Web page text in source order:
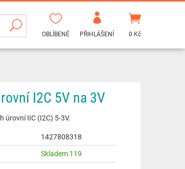
0 Kč
PŘIHLÁŠENÍ
OBLÍBENÉ
I2C 5V na 3V
úrovní IIC (I2C) 5-3V.
1427808318
Skladem 119